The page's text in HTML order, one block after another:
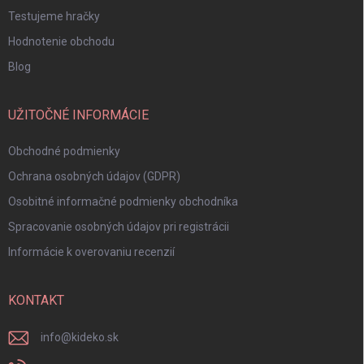
Testujeme hračky
Hodnotenie obchodu
Blog
UŽITOČNÉ INFORMÁCIE
Obchodné podmienky
Ochrana osobných údajov (GDPR)
Osobitné informačné podmienky obchodníka
Spracovanie osobných údajov pri registrácii
Informácie k overovaniu recenzií
KONTAKT
info@kideko.sk